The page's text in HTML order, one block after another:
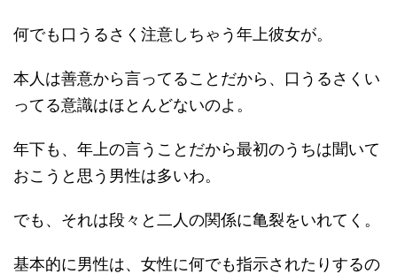
何でも口うるさく注意しちゃう年上彼女が。
本人は善意から言ってることだから、口うるさくい
ってる意識はほとんどないのよ。
年下も、年上の言うことだから最初のうちは聞いて
おこうと思う男性は多いわ。
でも、それは段々と二人の関係に亀裂をいれてく。
基本的に男性は、女性に何でも指示されたりするの